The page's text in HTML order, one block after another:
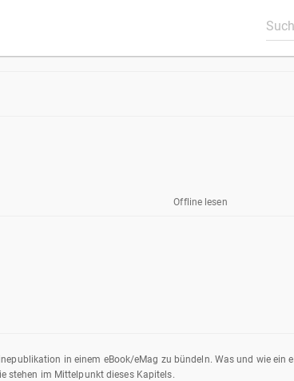
Offline lesen
in einem eBook/eMag zu bündeln. Was und wie
stehen im Mittelpunkt dieses Kapitels.